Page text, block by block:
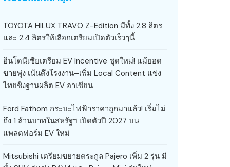
TOYOTA HILUX TRAVO Z-Edition มีทั้ง 2.8 ลิตร
และ 2.4 ลิตรให้เลือกเตรียมเปิดตัวเร็วๆนี้
อินโดนีเซียเตรียม EV Incentive ชุดใหม่! แม้ยอด
ขายพุ่ง เน้นดึงโรงงาน–เพิ่ม Local Content แข่ง
ไทยชิงฐานผลิต EV อาเซียน
Ford Fathom กระบะไฟฟ้าราคาถูกมาแล้ว! เริ่มไม่
ถึง 1 ล้านบาทในสหรัฐฯ เปิดตัวปี 2027 บน
แพลตฟอร์ม EV ใหม่
Mitsubishi เตรียมขยายตระกูล Pajero เพิ่ม 2 รุ่น มี